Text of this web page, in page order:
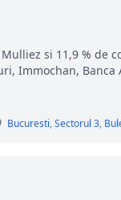
si 11,9 % de
Immochan, Banca
Bucuresti,Sectorul 3,